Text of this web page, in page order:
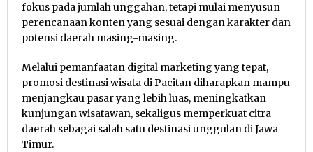
fokus pada jumlah unggahan, tetapi mulai menyusun
perencanaan konten yang sesuai dengan karakter dan
potensi daerah masing-masing.
Melalui pemanfaatan digital marketing yang tepat,
promosi destinasi wisata di Pacitan diharapkan mampu
menjangkau pasar yang lebih luas, meningkatkan
kunjungan wisatawan, sekaligus memperkuat citra
daerah sebagai salah satu destinasi unggulan di Jawa
Timur.